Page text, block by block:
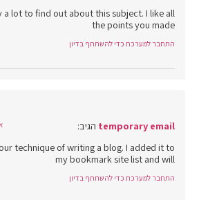
a lot to find out about this subject. I like all
the points you made
התחבר למערכת כדי להשתתף בדיון
temporary email הגיב:
technique of writing a blog. I added it to
my bookmark site list and will
התחבר למערכת כדי להשתתף בדיון